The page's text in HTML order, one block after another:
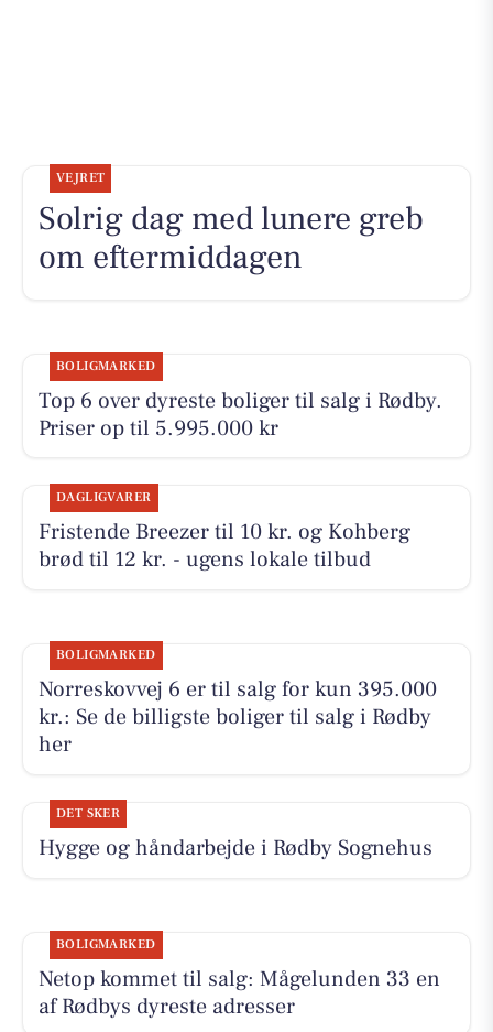
VEJRET
Solrig dag med lunere greb
om eftermiddagen
BOLIGMARKED
Top 6 over dyreste boliger til salg i Rødby.
Priser op til 5.995.000 kr
DAGLIGVARER
Fristende Breezer til 10 kr. og Kohberg
brød til 12 kr. - ugens lokale tilbud
BOLIGMARKED
Norreskovvej 6 er til salg for kun 395.000
kr.: Se de billigste boliger til salg i Rødby
her
DET SKER
Hygge og håndarbejde i Rødby Sognehus
BOLIGMARKED
Netop kommet til salg: Mågelunden 33 en
af Rødbys dyreste adresser